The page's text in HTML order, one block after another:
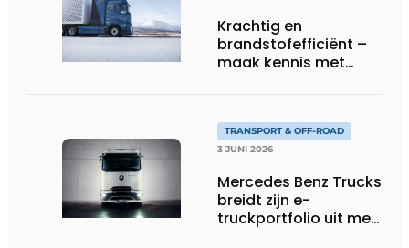
Krachtig en
brandstofefficiënt –
maak kennis met
TRANSPORT & OFF-ROAD
3 JUNI 2026
Mercedes Benz Trucks
breidt zijn e-
truckportfolio uit met